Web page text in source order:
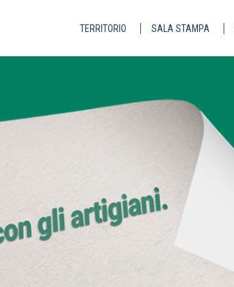
TERRITORIO SALA STAMPA